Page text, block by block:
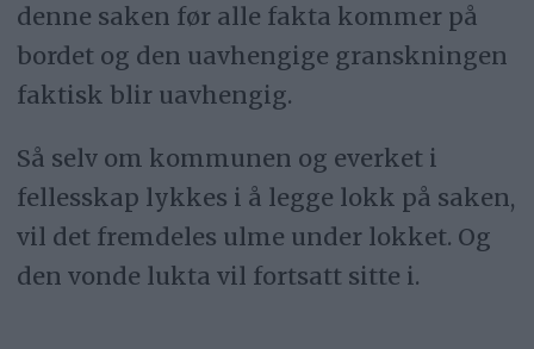
denne saken før alle fakta kommer på
bordet og den uavhengige granskningen
faktisk blir uavhengig.
Så selv om kommunen og everket i
fellesskap lykkes i å legge lokk på saken,
vil det fremdeles ulme under lokket. Og
den vonde lukta vil fortsatt sitte i.